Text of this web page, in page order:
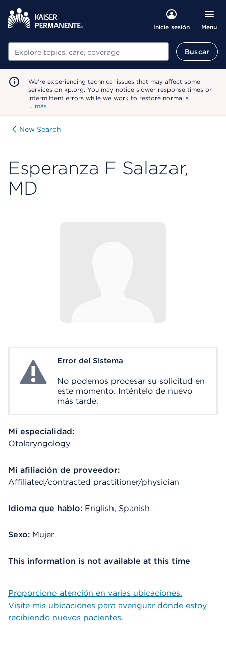
Inicie sesión Menu
Buscar Buscar
We're experiencing technical issues that may affect some
services on kp.org. You may notice slower response times or
intermittent errors while we work to restore normal s
… más
New Search
Esperanza F Salazar,
MD
System ErrorError del Sistema
No podemos procesar su solicitud en
este momento. Inténtelo de nuevo
más tarde.
Mi especialidad:
Otolaryngology
Mi afiliación de proveedor:
Affiliated/contracted practitioner/physician
Idioma que hablo: English, Spanish
Sexo: Mujer
This information is not available at this time
Proporciono atención en varias ubicaciones.
Visite mis ubicaciones para averiguar dónde estoy
recibiendo nuevos pacientes.